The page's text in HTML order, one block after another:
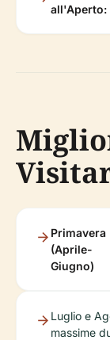
all'Aperto:
Primavera
(Aprile-
Giugno)
Luglio e
massime